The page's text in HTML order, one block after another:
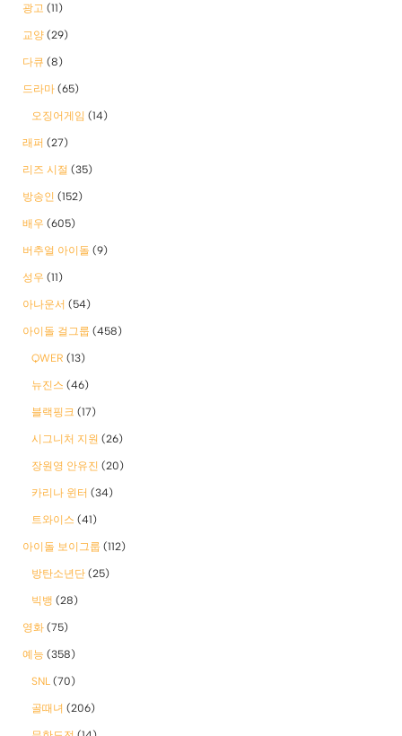
광고 (11)
교양 (29)
다큐 (8)
드라마 (65)
오징어게임 (14)
래퍼 (27)
리즈 시절 (35)
방송인 (152)
배우 (605)
버추얼 아이돌 (9)
성우 (11)
아나운서 (54)
아이돌 걸그룹 (458)
QWER (13)
뉴진스 (46)
블랙핑크 (17)
시그니처 지원 (26)
장원영 안유진 (20)
카리나 윈터 (34)
트와이스 (41)
아이돌 보이그룹 (112)
방탄소년단 (25)
빅뱅 (28)
영화 (75)
예능 (358)
SNL (70)
골때녀 (206)